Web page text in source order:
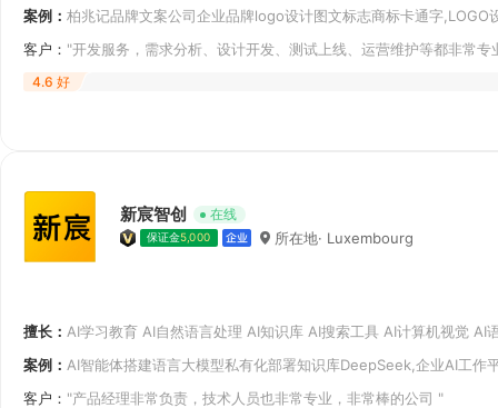
案例： 柏兆记品牌文案公司企业品牌logo设计图文标志商标卡通字,LOGO
客户： "开发服务，需求分析、设计开发、测试上线、运营维护等都非常
4.6 好
新宸智创 在线
保证金5,000 所在地· Luxembourg
擅长： AI学习教育 AI自然语言处理 AI知识库 AI搜索工具 AI计算机视觉 AI
案例： AI智能体搭建语言大模型私有化部署知识库DeepSeek,企业AI工作
客户： "产品经理非常负责，技术人员也非常专业，非常棒的公司